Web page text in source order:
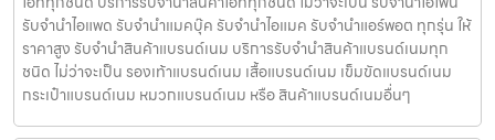
รับจำนำไอแพด รับจำนำแมคบุ๊ค รับจำนำไอแมค รับจำนำแอร์พอต ทุกรุ่น ให้
ราคาสูง รับจำนำสินค้าแบรนด์เนม บริการรับจำนำสินค้าแบรนด์เนมทุก
ชนิด ไม่ว่าจะเป็น รองเท้าแบรนด์เนม เสื้อแบรนด์เนม เข็มขัดแบรนด์เนม
กระเป๋าแบรนด์เนม หมวกแบรนด์เนม หรือ สินค้าแบรนด์เนมอื่นๆ